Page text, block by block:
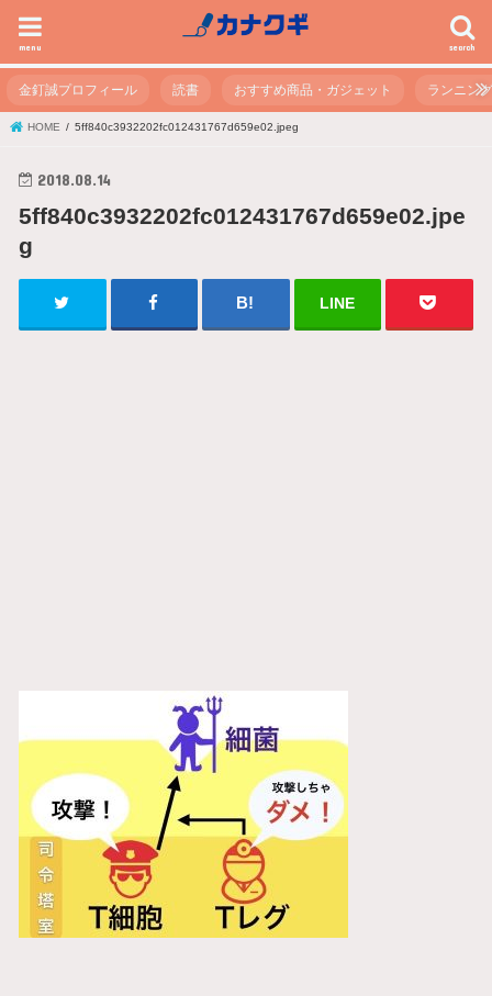
search
menu
金釘誠プロフィール 読書 おすすめ商品・ガジェット ランニング
HOME 5ff840c3932202fc012431767d659e02.jpeg
2018.08.14
5ff840c3932202fc012431767d659e02.jpe
g
LINE